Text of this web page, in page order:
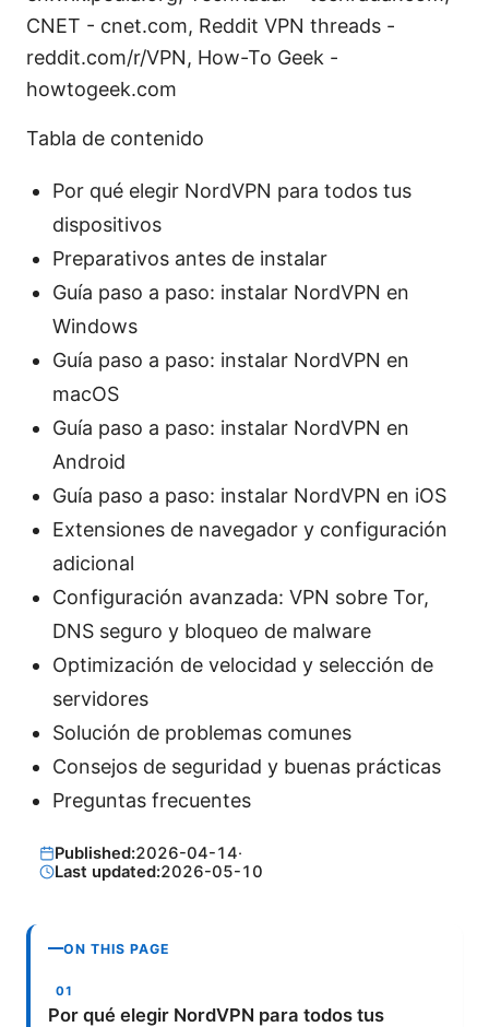
CNET - cnet.com, Reddit VPN threads -
reddit.com/r/VPN, How-To Geek -
howtogeek.com
Tabla de contenido
Por qué elegir NordVPN para todos tus
dispositivos
Preparativos antes de instalar
Guía paso a paso: instalar NordVPN en
Windows
Guía paso a paso: instalar NordVPN en
macOS
Guía paso a paso: instalar NordVPN en
Android
Guía paso a paso: instalar NordVPN en iOS
Extensiones de navegador y configuración
adicional
Configuración avanzada: VPN sobre Tor,
DNS seguro y bloqueo de malware
Optimización de velocidad y selección de
servidores
Solución de problemas comunes
Consejos de seguridad y buenas prácticas
Preguntas frecuentes
Published:2026-04-14·
Last updated:2026-05-10
ON THIS PAGE
Por qué elegir NordVPN para todos tus